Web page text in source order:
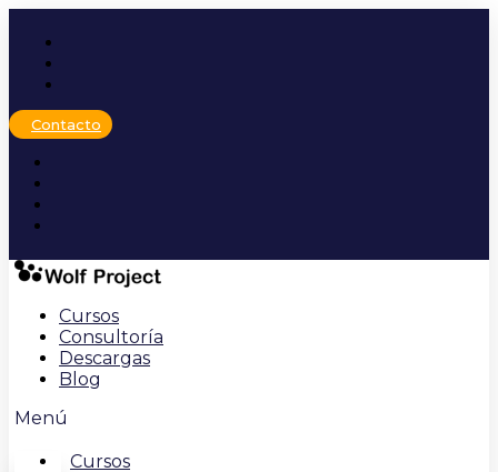
contenido
Contacto
Cursos
Consultoría
Descargas
Blog
Menú
Cursos